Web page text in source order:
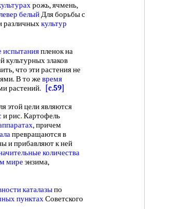
рожь, ячмень,
белыйДля борьбы с
различныхкультур
испытанияпленок на
культурных злаков
что эти растения не
В то же время
растений.
[c.59]
этой цели являются
и рис. Картофель
, причем
превращаются в
и прибавляют к ней
количества
мире энзима,
каталазыпо
пунктахСоветского